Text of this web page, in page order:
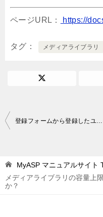
ページURL： https://
タグ メディアライブラリ
投
ビ
ゲ
MyASP マニュアルサイト
メディアライブラリの容量上
か？